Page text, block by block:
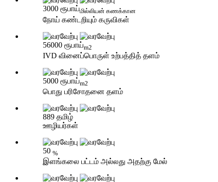
3000 ரூபாய்மில்லியன் கணக்கான
நோய் கண்டறியும் கருவிகள்
56000 ரூபாய்m2
IVD வினைப்பொருள் உற்பத்தித் தளம்
5000 ரூபாய்m2
பொது பரிசோதனை தளம்
889 தமிழ்
ஊழியர்கள்
50 %
இளங்கலை பட்டம் அல்லது அதற்கு மேல்